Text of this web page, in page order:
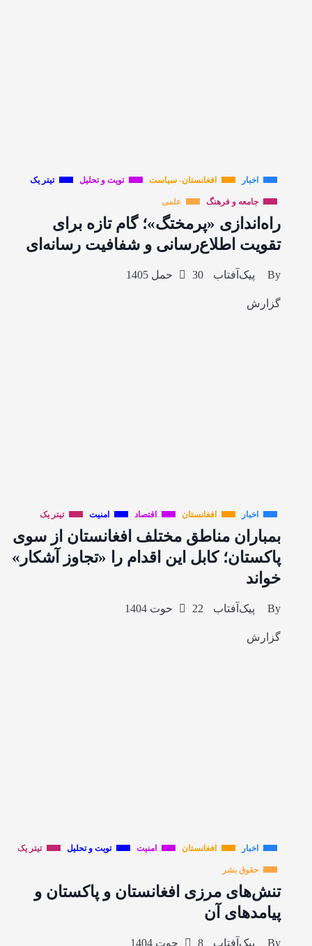
اخبار افغانستان- سیاست تویت و تحلیل تیتر یک
جامعه و فرهنگ علمی
راه‌اندازی «پرمختگ»؛ گام تازه برای
تقویت اطلاع‌رسانی و شفافیت رسانه‌ای
By پیک‌آفتاب 30 حمل 1405
گزارش
اخبار افغانستان اقتصاد امنیت تیتر یک
بمباران مناطق مختلف افغانستان از سوی
پاکستان؛ کابل این اقدام را «تجاوز آشکار»
خواند
By پیک‌آفتاب 22 حوت 1404
گزارش
اخبار افغانستان امنیت تویت و تحلیل تیتر یک
حقوق بشر
تنش‌های مرزی افغانستان و پاکستان و
پیامدهای آن
By پیک‌آفتاب 8 حوت 1404